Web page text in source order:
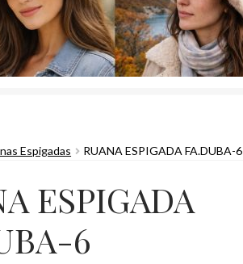
Espigadas RUANA ESPIGADA FA.DUBA-6
ESPIGADA
6